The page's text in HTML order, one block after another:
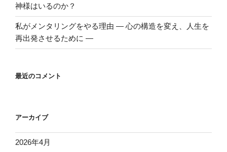
神様はいるのか？
私がメンタリングをやる理由 ― 心の構造を変え、人生を
再出発させるために ―
最近のコメント
アーカイブ
2026年4月